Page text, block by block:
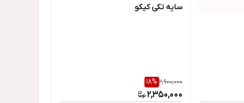
سایه تکی کیکو
2,900,000
18%
2,350,000